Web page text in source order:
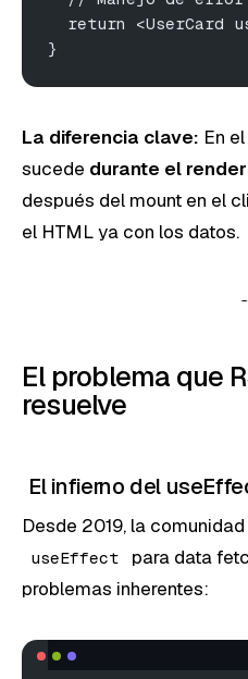
return <UserCard
}
La diferencia clave: En
sucede durante el
después del mount en el
el HTML ya con los datos.
El problema que
resuelve
El infierno del
Desde 2019, la
useEffect
para data
problemas inherentes: